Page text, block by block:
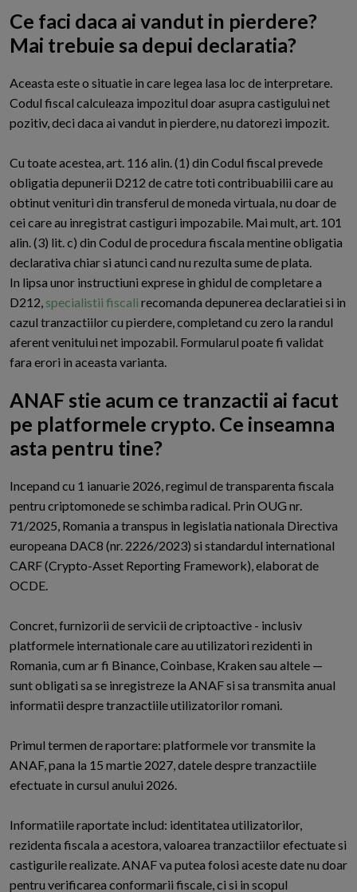
Ce faci daca ai vandut in pierdere?
Mai trebuie sa depui declaratia?
Aceasta este o situatie in care legea lasa loc de interpretare.
Codul fiscal calculeaza impozitul doar asupra castigului net
pozitiv, deci daca ai vandut in pierdere, nu datorezi impozit.
Cu toate acestea, art. 116 alin. (1) din Codul fiscal prevede
obligatia depunerii D212 de catre toti contribuabilii care au
obtinut venituri din transferul de moneda virtuala, nu doar de
cei care au inregistrat castiguri impozabile. Mai mult, art. 101
alin. (3) lit. c) din Codul de procedura fiscala mentine obligatia
declarativa chiar si atunci cand nu rezulta sume de plata.
In lipsa unor instructiuni exprese in ghidul de completare a
D212, specialistii fiscali recomanda depunerea declaratiei si in
cazul tranzactiilor cu pierdere, completand cu zero la randul
aferent venitului net impozabil. Formularul poate fi validat
fara erori in aceasta varianta.
ANAF stie acum ce tranzactii ai facut
pe platformele crypto. Ce inseamna
asta pentru tine?
Incepand cu 1 ianuarie 2026, regimul de transparenta fiscala
pentru criptomonede se schimba radical. Prin OUG nr.
71/2025, Romania a transpus in legislatia nationala Directiva
europeana DAC8 (nr. 2226/2023) si standardul international
CARF (Crypto-Asset Reporting Framework), elaborat de
OCDE.
Concret, furnizorii de servicii de criptoactive - inclusiv
platformele internationale care au utilizatori rezidenti in
Romania, cum ar fi Binance, Coinbase, Kraken sau altele —
sunt obligati sa se inregistreze la ANAF si sa transmita anual
informatii despre tranzactiile utilizatorilor romani.
Primul termen de raportare: platformele vor transmite la
ANAF, pana la 15 martie 2027, datele despre tranzactiile
efectuate in cursul anului 2026.
Informatiile raportate includ: identitatea utilizatorilor,
rezidenta fiscala a acestora, valoarea tranzactiilor efectuate si
castigurile realizate. ANAF va putea folosi aceste date nu doar
pentru verificarea conformarii fiscale, ci si in scopul